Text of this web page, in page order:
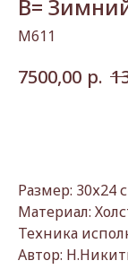
В=
М611
7500,00 р.
Размер: 30х24
Материал:
Техника
Автор: